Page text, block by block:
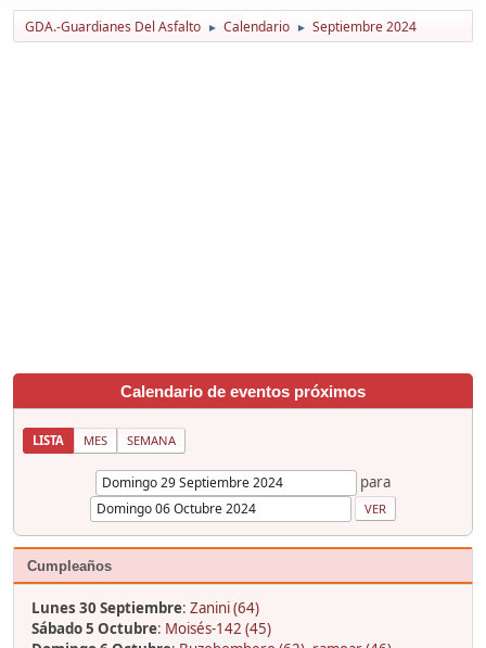
GDA.-Guardianes Del Asfalto ► Calendario ► Septiembre 2024
Calendario de eventos próximos
LISTA MES SEMANA
para
Cumpleaños
Lunes 30 Septiembre: Zanini (64)
Sábado 5 Octubre: Moisés-142 (45)